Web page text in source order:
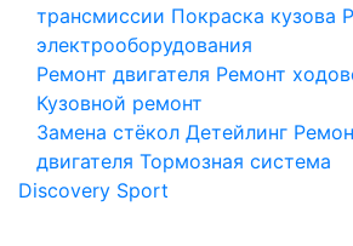
трансмиссии Покраска кузова
электрооборудования
Ремонт двигателя Ремонт
Кузовной ремонт
Замена стёкол Детейлинг
двигателя Тормозная система
Discovery Sport